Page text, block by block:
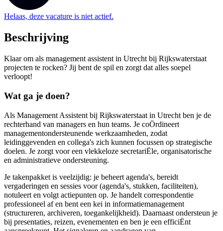
Helaas, deze vacature is niet actief.
Beschrijving
Klaar om als management assistent in Utrecht bij Rijkswaterstaat
projecten te rocken? Jij bent de spil en zorgt dat alles soepel
verloopt!
Wat ga je doen?
Als Management Assistent bij Rijkswaterstaat in Utrecht ben je de
rechterhand van managers en hun teams. Je coÖrdineert
managementondersteunende werkzaamheden, zodat
leidinggevenden en collega's zich kunnen focussen op strategische
doelen. Je zorgt voor een vlekkeloze secretariËle, organisatorische
en administratieve ondersteuning.
Je takenpakket is veelzijdig: je beheert agenda's, bereidt
vergaderingen en sessies voor (agenda's, stukken, faciliteiten),
notuleert en volgt actiepunten op. Je handelt correspondentie
professioneel af en bent een kei in informatiemanagement
(structureren, archiveren, toegankelijkheid). Daarnaast ondersteun je
bij presentaties, reizen, evenementen en ben je een efficiËnt